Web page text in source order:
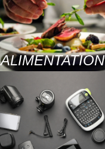
ALIMENTATION